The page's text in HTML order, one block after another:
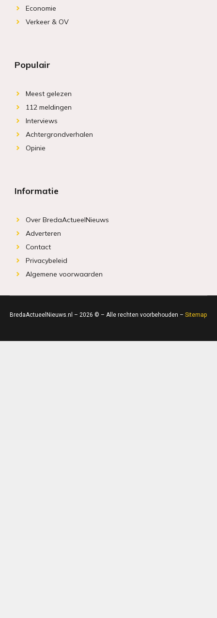
Economie
Verkeer & OV
Populair
Meest gelezen
112 meldingen
Interviews
Achtergrondverhalen
Opinie
Informatie
Over BredaActueelNieuws
Adverteren
Contact
Privacybeleid
Algemene voorwaarden
BredaActueelNieuws.nl – 2026 © – Alle rechten voorbehouden – Sitemap